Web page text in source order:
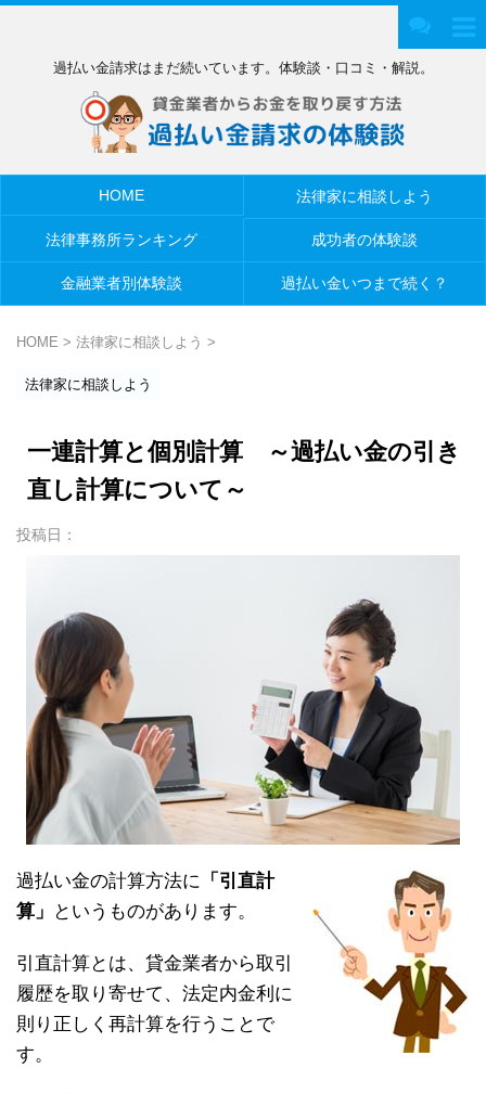
過払い金請求はまだ続いています。体験談・口コミ・解説。
HOME 法律家に相談しよう
法律事務所ランキング 成功者の体験談
金融業者別体験談 過払い金いつまで続く？
HOME > 法律家に相談しよう >
法律家に相談しよう
一連計算と個別計算 ～過払い金の引き
直し計算について～
投稿日：
過払い金の計算方法に
「引直計
算」
というものがあります。
引直計算とは、貸金業者から取引
履歴を取り寄せて、法定内金利に
則り正しく再計算を行うことで
す。